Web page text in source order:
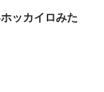
ッカイロみた